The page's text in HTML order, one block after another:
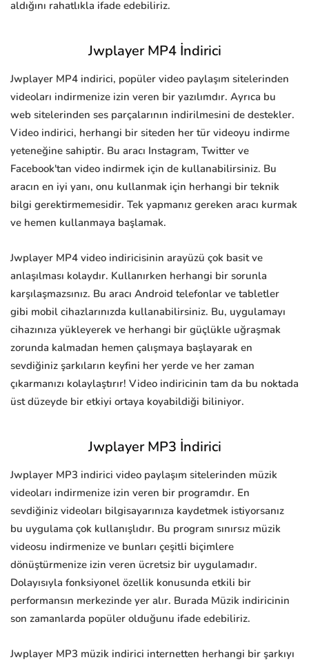
aldığını rahatlıkla ifade edebiliriz.
Jwplayer MP4 İndirici
Jwplayer MP4 indirici, popüler video paylaşım sitelerinden
videoları indirmenize izin veren bir yazılımdır. Ayrıca bu
web sitelerinden ses parçalarının indirilmesini de destekler.
Video indirici, herhangi bir siteden her tür videoyu indirme
yeteneğine sahiptir. Bu aracı Instagram, Twitter ve
Facebook'tan video indirmek için de kullanabilirsiniz. Bu
aracın en iyi yanı, onu kullanmak için herhangi bir teknik
bilgi gerektirmemesidir. Tek yapmanız gereken aracı kurmak
ve hemen kullanmaya başlamak.
Jwplayer MP4 video indiricisinin arayüzü çok basit ve
anlaşılması kolaydır. Kullanırken herhangi bir sorunla
karşılaşmazsınız. Bu aracı Android telefonlar ve tabletler
gibi mobil cihazlarınızda kullanabilirsiniz. Bu, uygulamayı
cihazınıza yükleyerek ve herhangi bir güçlükle uğraşmak
zorunda kalmadan hemen çalışmaya başlayarak en
sevdiğiniz şarkıların keyfini her yerde ve her zaman
çıkarmanızı kolaylaştırır! Video indiricinin tam da bu noktada
üst düzeyde bir etkiyi ortaya koyabildiği biliniyor.
Jwplayer MP3 İndirici
Jwplayer MP3 indirici video paylaşım sitelerinden müzik
videoları indirmenize izin veren bir programdır. En
sevdiğiniz videoları bilgisayarınıza kaydetmek istiyorsanız
bu uygulama çok kullanışlıdır. Bu program sınırsız müzik
videosu indirmenize ve bunları çeşitli biçimlere
dönüştürmenize izin veren ücretsiz bir uygulamadır.
Dolayısıyla fonksiyonel özellik konusunda etkili bir
performansın merkezinde yer alır. Burada Müzik indiricinin
son zamanlarda popüler olduğunu ifade edebiliriz.
Jwplayer MP3 müzik indirici internetten herhangi bir şarkıyı